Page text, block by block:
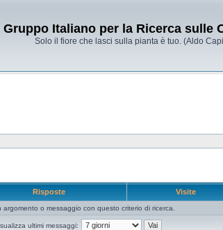
Gruppo Italiano per la Ricerca sulle
Solo il fiore che lasci sulla pianta è tuo. (Aldo
Risposte Visite
argomento o messaggio con questo criterio di ricerca.
ultimi messaggi: